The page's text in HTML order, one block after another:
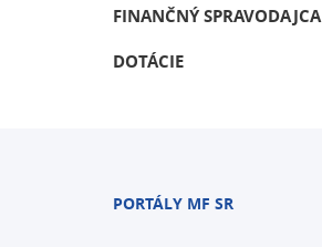
FINANČNÝ SPRAVODAJCA
DOTÁCIE
PORTÁLY MF SR